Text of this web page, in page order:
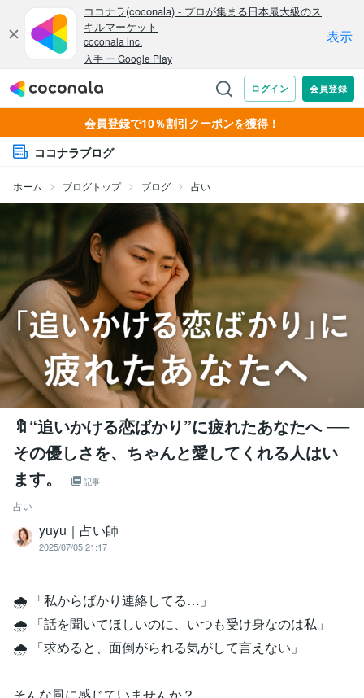
会員登録で10％割引クーポンを獲得！
ココナラブログ
ホーム ブログトップ ブログ 占い
🔖“追いかける恋ばかり”に疲れたあなたへ ──
その優しさを、ちゃんと愛してくれる人はい
ます。
記事
占い
yuyu｜占い師
2025/07/05 21:17
🌧️ 「私からばかり連絡してる…」
🌧️ 「話を聞いてほしいのに、いつも受け身なのは私」
🌧️ 「求めると、面倒がられる気がして言えない」
そんな風に感じていませんか？